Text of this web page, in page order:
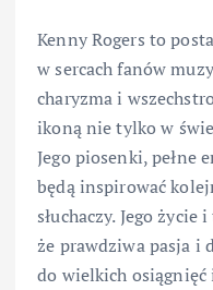
Kenny Rogers to
w sercach fanów
charyzma i
ikoną nie tylko w
Jego piosenki, pełne
będą inspirować
słuchaczy. Jego
że prawdziwa pasja i
do wielkich